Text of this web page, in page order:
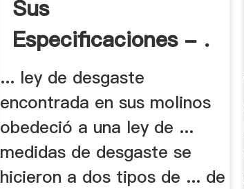
Sus
Especificaciones - .
... ley de desgaste
encontrada en sus molinos
obedeció a una ley de ...
medidas de desgaste se
hicieron a dos tipos de ... de